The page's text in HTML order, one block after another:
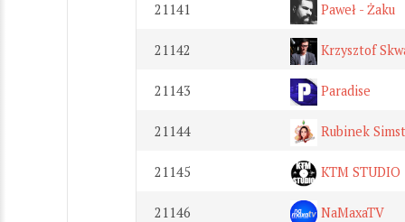
21141 Paweł - Żaku
21142 Krzysztof
21143 Paradise
21144 Rubinek
21145 KTM STUDIO
21146 NaMaxaTV